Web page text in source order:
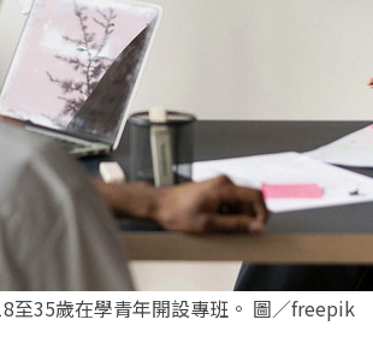
至35歲在學青年開設專班。 圖／freepik